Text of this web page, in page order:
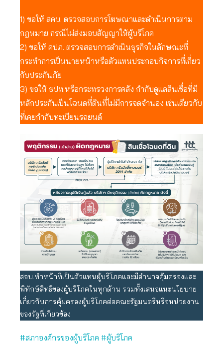
1) ขอให้ สคบ. ตรวจสอบการโฆษณาและดำเนินการตาม
กฎหมาย กรณีไม่ส่งมอบสัญญาให้ผู้บริโภค
2) ขอให้ คปภ. ตรวจสอบการดำเนินธุรกิจในลักษณะที่
กระทำการเป็นนายหน้าหรือตัวแทนประกอบกิจการที่เกี่ยว
กับประกันภัย
3) ขอให้ ธปท.หรือกระทรวงการคลัง กำกับดูแลสินเชื่อที่มี
หลักประกันเป็นโฉนดที่ดินที่ไม่มีการจดจำนอง เช่นเดียวกับ
ที่เคยกำกับทะเบียนรถยนต์
สอบ.ทำหน้าที่เป็นตัวแทนผู้บริโภคและมีอำนาจคุ้มครองและ
พิทักษ์สิทธิของผู้บริโภคในทุกด้าน รวมทั้งเสนอแนะนโยบาย
เกี่ยวกับการคุ้มครองผู้บริโภคต่อคณะรัฐมนตรีหรือหน่วยงาน
ของรัฐที่เกี่ยวข้อง
#สภาองค์กรของผู้บริโภค #ผู้บริโภค